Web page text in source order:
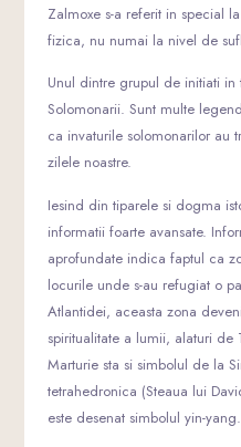
Zalmoxe s-a referit in special
fizica, nu numai la nivel de
Unul dintre grupul de initiati
Solomonarii. Sunt multe
ca invaturile solomonarilor au
zilele noastre.
Iesind din tiparele si dogma
informatii foarte avansate.
aprofundate indica faptul ca
locurile unde s-au refugiat o
Atlantidei, aceasta zona
spiritualitate a lumii, alaturi de
Marturie sta si simbolul de la
tetrahedronica (Steaua lui
este desenat simbolul yin-yang.